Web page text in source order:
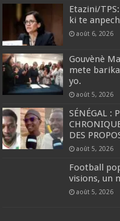
Etazini/
ki te
août 6, 2026
Gouvènè
mete
yo.
août 5, 2026
SÉNÉGAL :
DES
août 5, 2026
Football
visions, un
août 5, 2026